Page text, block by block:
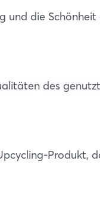
und die Schönheit
des
Produkt,